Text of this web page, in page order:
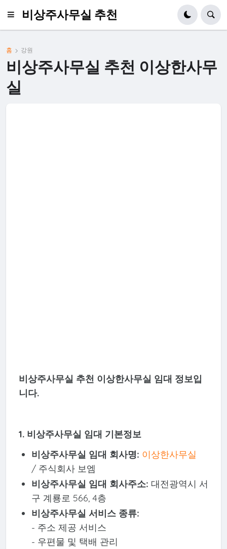
비상주사무실 추천
홈 강원
비상주사무실 추천 이상한사무
실
비상주사무실 추천 이상한사무실 임대 정보입
니다.
1. 비상주사무실 임대 기본정보
비상주사무실 임대 회사명: 이상한사무실
/ 주식회사 보엠
비상주사무실 임대 회사주소: 대전광역시 서
구 계룡로 566, 4층
비상주사무실 서비스 종류:
- 주소 제공 서비스
- 우편물 및 택배 관리